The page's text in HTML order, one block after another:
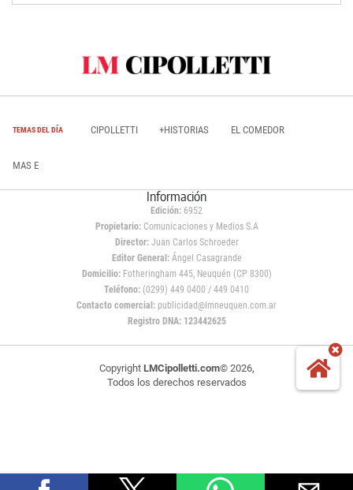
TEMAS DEL DÍA CIPOLLETTI +HISTORIAS EL COMEDOR
MAS E
Información
Edición: 6952
Propietario:Comunicaciones y Medios S.A
Director: Juan Carlos Schroeder
Editor General:Ángel Casagrande
Domicilio:Fotheringham 445, Neuquén (CP 8300)
Teléfono: (0299) 449 0400 / 449 0410
Contacto comercial: publicidad@lmneuquen.com.ar
Registro DNA: 123442625
Copyright LMCipolletti.com© 2026,
Todos los derechos reservados